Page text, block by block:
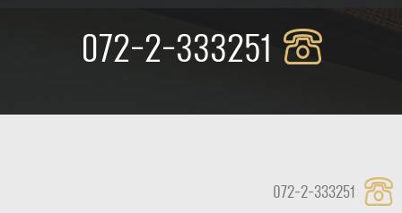
072-2-333251